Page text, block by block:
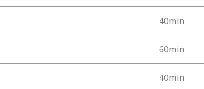
40min
60min
40min